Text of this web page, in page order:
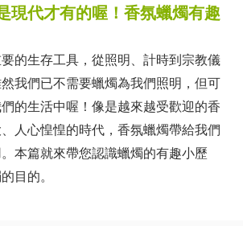
現代才有的喔！香氛蠟燭有趣
的生存工具，從照明、計時到宗教儀
我們已不需要蠟燭為我們照明，但可
的生活中喔！像是越來越受歡迎的香
人心惶惶的時代，香氛蠟燭帶給我們
本篇就來帶您認識蠟燭的有趣小歷
目的。